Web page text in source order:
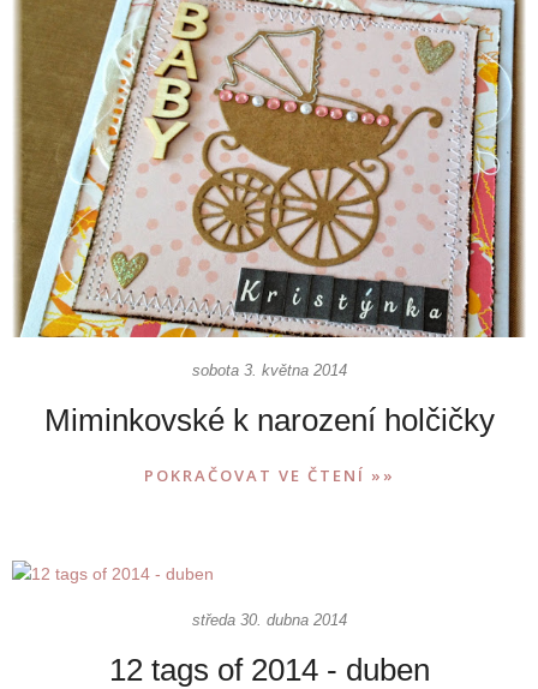
sobota 3. května 2014
Miminkovské k narození holčičky
POKRAČOVAT VE ČTENÍ »»
středa 30. dubna 2014
12 tags of 2014 - duben